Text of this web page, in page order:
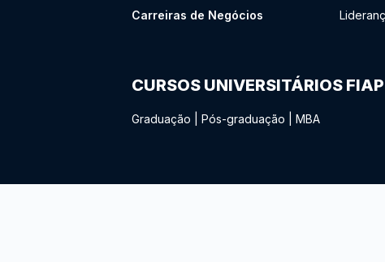
Carreiras de Negócios
CURSOS UNIVERSITÁRIOS FIAP
Graduação Pós-graduação MBA